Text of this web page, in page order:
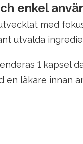
enkel
med
utvalda
1 kapsel
en läkare innan